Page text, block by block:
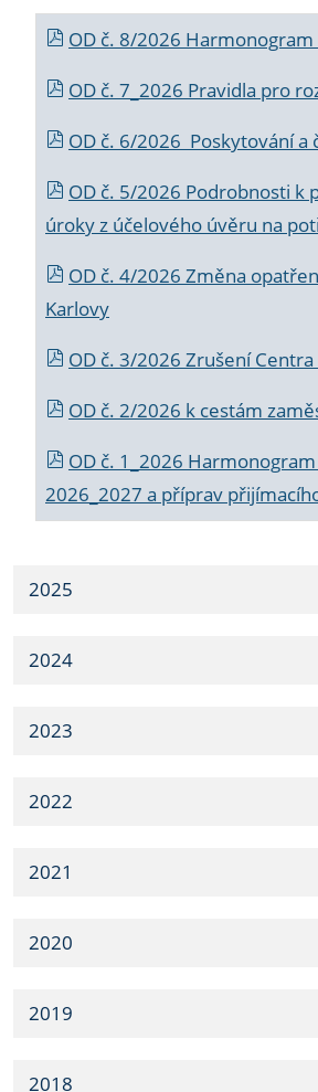
OD č. 8/2026
OD č. 7_2026 Pravidla pro
OD č. 6/2026 Poskytování a
OD č. 5/2026 Podrobnosti k
úroky z účelového úvěru na
OD č. 4/2026 Změna
Karlovy
OD č. 3/2026 Zrušení
OD č. 2/2026 k cestám
OD č. 1_2026
2026_2027 a příprav
2025
2024
2023
2022
2021
2020
2019
2018